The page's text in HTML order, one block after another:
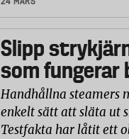
Slipp
som
Handhållna steamers
enkelt sätt att släta ut
Testfakta har låtit ett